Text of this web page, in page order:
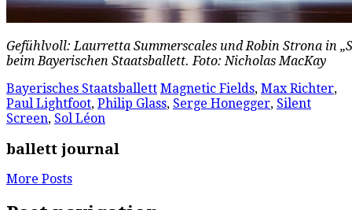
Gefühlvoll: Laurretta Summerscales und Robin Strona in
beim Bayerischen Staatsballett. Foto: Nicholas MacKay
Bayerisches Staatsballett Magnetic Fields, Max Richter,
Paul Lightfoot, Philip Glass, Serge Honegger, Silent
Screen, Sol Léon
ballett journal
More Posts